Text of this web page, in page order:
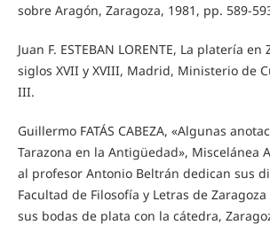
sobre Aragón, Zaragoza, 1981, pp. 589-
Juan F. ESTEBAN LORENTE, La platería
siglos XVII y XVIII, Madrid, Ministerio de
III.
Guillermo FATÁS CABEZA, «Algunas
Tarazona en la Antigüedad», Miscelánea
al profesor Antonio Beltrán dedican sus
Facultad de Filosofía y Letras de
sus bodas de plata con la cátedra,